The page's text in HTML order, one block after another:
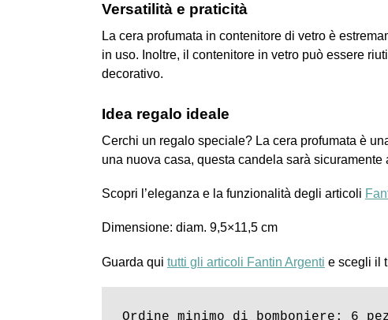
Versatilità e praticità
La cera profumata in contenitore di vetro è
in uso. Inoltre, il contenitore in vetro può essere
decorativo.
Idea regalo ideale
Cerchi un regalo speciale? La cera profumata è
una nuova casa, questa candela sarà
Scopri l’eleganza e la funzionalità degli articoli
Dimensione: diam. 9,5×11,5 cm
Guarda qui tutti gli articoli Fantin Argenti e scegli il
Ordine minimo di bomboniere: 6